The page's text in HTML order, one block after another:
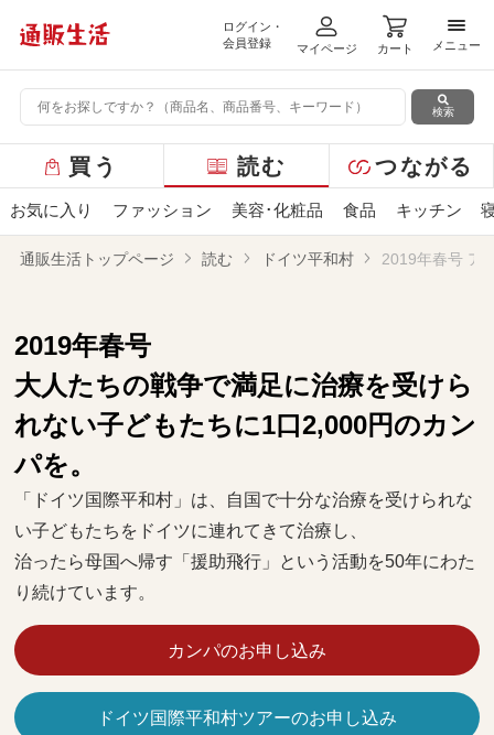
ログイン・
会員登録
マイページ カート
メニ
メニュー
検索
ー
バ
ー
買う 読む つながる
お気に入り ファッション 美容･化粧品 食品 キッチン
通販生活トップページ 読む ドイツ平和村 2019年春号 ア
2019年春号
大人たちの戦争で満足に治療を受けら
れない子どもたちに1口2,000円のカン
パを。
「ドイツ国際平和村」は、自国で十分な治療を受けられな
い子どもたちをドイツに連れてきて治療し、
治ったら母国へ帰す「援助飛行」という活動を50年にわた
り続けています。
カンパのお申し込み
ドイツ国際平和村ツアーのお申し込み